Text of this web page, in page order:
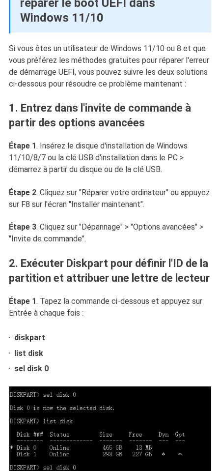
réparer le boot UEFI dans
Windows 11/10
Si vous êtes un utilisateur de Windows 11/10 ou 8 et que
vous préférez les méthodes gratuites pour réparer l'erreur
de démarrage UEFI, vous pouvez suivre les deux solutions
ci-dessous pour résoudre ce problème maintenant :
1. Entrez dans l'invite de commande à
partir des options avancées
Étape 1. Insérez le disque d'installation de Windows
11/10/8/7 ou la clé USB d'installation dans le PC >
démarrez à partir du disque ou de la clé USB.
Étape 2. Cliquez sur "Réparer votre ordinateur" ou appuyez
sur F8 sur l'écran "Installer maintenant".
Étape 3. Cliquez sur "Dépannage" > "Options avancées" >
"Invite de commande".
2. Exécuter Diskpart pour définir l'ID de la
partition et attribuer une lettre de lecteur
Étape 1. Tapez la commande ci-dessous et appuyez sur
Entrée à chaque fois :
diskpart
list disk
sel disk 0